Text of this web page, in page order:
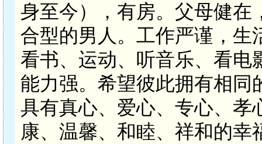
身至今），有房。父母健在
合型的男人。工作严谨，生
看书、运动、听音乐、看电
能力强。希望彼此拥有相同
具有真心、爱心、专心、孝
康、温馨、和睦、祥和的